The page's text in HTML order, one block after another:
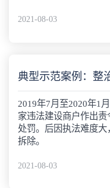
2021-08-03
典型示范案例：整
2019年7月至2020年1
家违法建设商户作出
处罚。后因执法难度
拆除。
2021-08-03